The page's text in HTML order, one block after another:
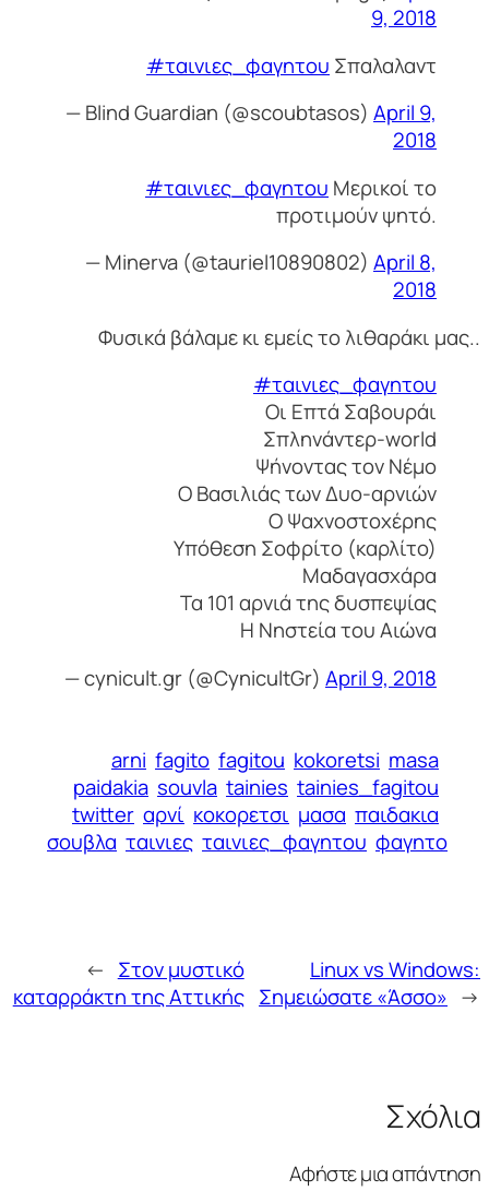
9, 2018
#ταινιες_φαγητου Σπαλαλαντ
— Blind Guardian (@scoubtasos) April 9,
2018
#ταινιες_φαγητου Μερικοί το
προτιμούν ψητό.
— Minerva (@tauriel10890802) April 8,
2018
Φυσικά βάλαμε κι εμείς το λιθαράκι μας..
#ταινιες_φαγητου
Οι Επτά Σαβουράι
Σπληνάντερ-world
Ψήνοντας τον Νέμο
Ο Βασιλιάς των Δυο-αρνιών
Ο Ψαχνοστοχέρης
Υπόθεση Σοφρίτο (καρλίτο)
Μαδαγασχάρα
Τα 101 αρνιά της δυσπεψίας
Η Νηστεία του Αιώνα
— cynicult.gr (@CynicultGr) April 9, 2018
arni fagito fagitou kokoretsi masa
paidakia souvla tainies tainies_fagitou
twitter αρνί κοκορετσι μασα παιδακια
σουβλα ταινιες ταινιες_φαγητου φαγητο
← Στον μυστικό
καταρράκτη της Αττικής
Linux vs Windows:
Σημειώσατε «Άσσο» →
Σχόλια
Αφήστε μια απάντηση